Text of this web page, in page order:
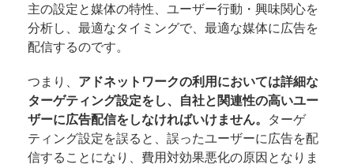
主の設定と媒体の特性、ユーザー行動・興味関心を
分析し、最適なタイミングで、最適な媒体に広告を
配信するのです。
つまり、 アドネットワークの利用においては詳細な
ターゲティング設定をし、自社と関連性の高いユー
ザーに広告配信をしなければいけません。
ターゲ
ティング設定を誤ると、誤ったユーザーに広告を配
信することになり、費用対効果悪化の原因となりま